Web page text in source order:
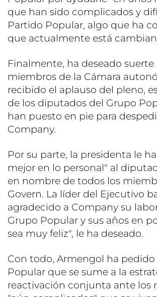
que han sido complicados y
Partido Popular, algo que ha
que actualmente está
Finalmente, ha deseado suerte
miembros de la Cámara
recibido el aplauso del pleno,
de los diputados del Grupo
han puesto en pie para
Company.
Por su parte, la presidenta le
mejor en lo personal" al
en nombre de todos los
Govern. La líder del Ejecutivo
agradecido a Company su
Grupo Popular y sus años en
sea muy feliz", le ha deseado.
Con todo, Armengol ha pedido
Popular que se sume a la
reactivación conjunta ante los